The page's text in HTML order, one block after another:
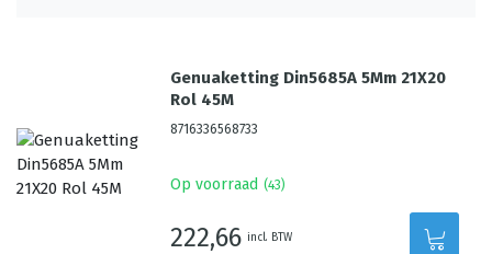
Genuaketting Din5685A 5Mm 21X20
Rol 45M
8716336568733
Op voorraad (43)
222,66 incl. BTW